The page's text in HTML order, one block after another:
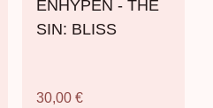
ENHYPEN - THE
SIN: BLISS
30,00 €